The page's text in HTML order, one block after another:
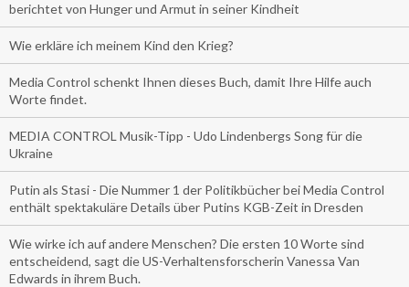
berichtet von Hunger und Armut in seiner Kindheit
Wie erkläre ich meinem Kind den Krieg?
Media Control schenkt Ihnen dieses Buch, damit Ihre Hilfe auch
Worte findet.
MEDIA CONTROL Musik-Tipp - Udo Lindenbergs Song für die
Ukraine
Putin als Stasi - Die Nummer 1 der Politikbücher bei Media Control
enthält spektakuläre Details über Putins KGB-Zeit in Dresden
Wie wirke ich auf andere Menschen? Die ersten 10 Worte sind
entscheidend, sagt die US-Verhaltensforscherin Vanessa Van
Edwards in ihrem Buch.